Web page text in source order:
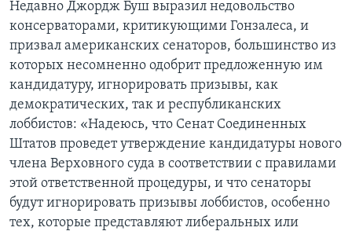
Недавно Джордж Буш выразил недовольство
консерваторами, критикующими Гонзалеса, и
призвал американских сенаторов, большинство из
которых несомненно одобрит предложенную им
кандидатуру, игнорировать призывы, как
демократических, так и республиканских
лоббистов: «Надеюсь, что Сенат Соединенных
Штатов проведет утверждение кандидатуры нового
члена Верховного суда в соответствии с правилами
этой ответственной процедуры, и что сенаторы
будут игнорировать призывы лоббистов, особенно
тех, которые представляют либеральных или